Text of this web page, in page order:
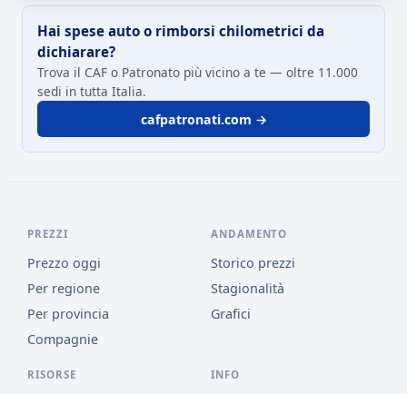
Hai spese auto o rimborsi chilometrici da
dichiarare?
Trova il CAF o Patronato più vicino a te — oltre 11.000
sedi in tutta Italia.
cafpatronati.com →
PREZZI
Prezzo oggi
Per regione
Per provincia
Compagnie
ANDAMENTO
Storico prezzi
Stagionalità
Grafici
RISORSE INFO